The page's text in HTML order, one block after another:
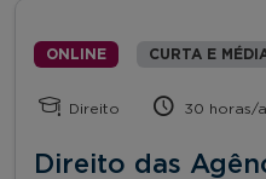
ONLINE CURTA E
Direito 30 horas/
Direito das